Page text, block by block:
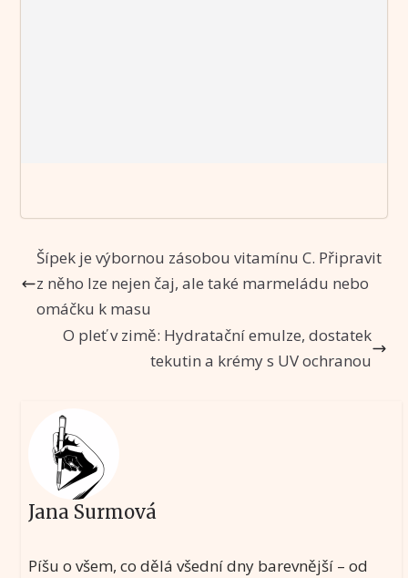
Šípek je výbornou zásobou vitamínu C. Připravit
z něho lze nejen čaj, ale také marmeládu nebo
omáčku k masu
O pleť v zimě: Hydratační emulze, dostatek
tekutin a krémy s UV ochranou
Jana Surmová
Píšu o všem, co dělá všední dny barevnější – od